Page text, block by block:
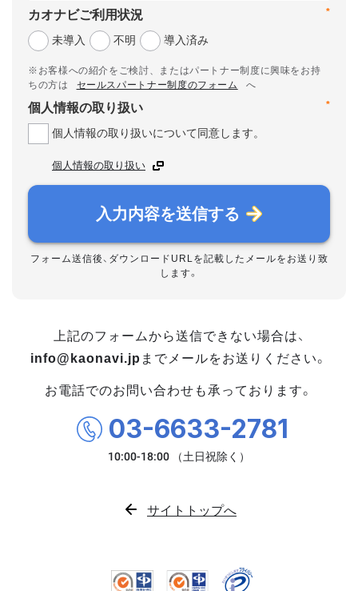
*
カオナビご利用状況
未導入
不明 導入済み
※お客様への紹介をご検討、またはパートナー制度に興味をお持
ちの方は
セールスパートナー制度のフォーム
へ
*
個人情報の取り扱い
個人情報の取り扱いについて同意します。
個人情報の取り扱い
入力内容を送信する
フォーム送信後、ダウンロードURLを記載したメールをお送り致
します。
上記のフォームから送信できない場合は、
info@kaonavi.jp までメールをお送りください。
お電話でのお問い合わせも承っております。
03-6633-2781
サイトトップへ